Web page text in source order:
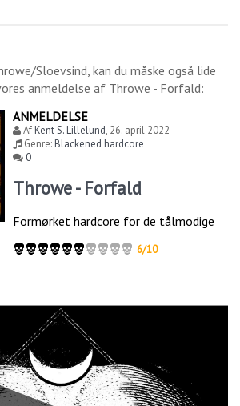
Sloevsind, kan du måske også lide
anmeldelse af Throwe - Forfald:
ANMELDELSE
AfKent S. Lillelund, 26. april 2022
Genre:Blackened hardcore
0
Throwe - Forfald
Formørket hardcore for de tålmodige
6/10